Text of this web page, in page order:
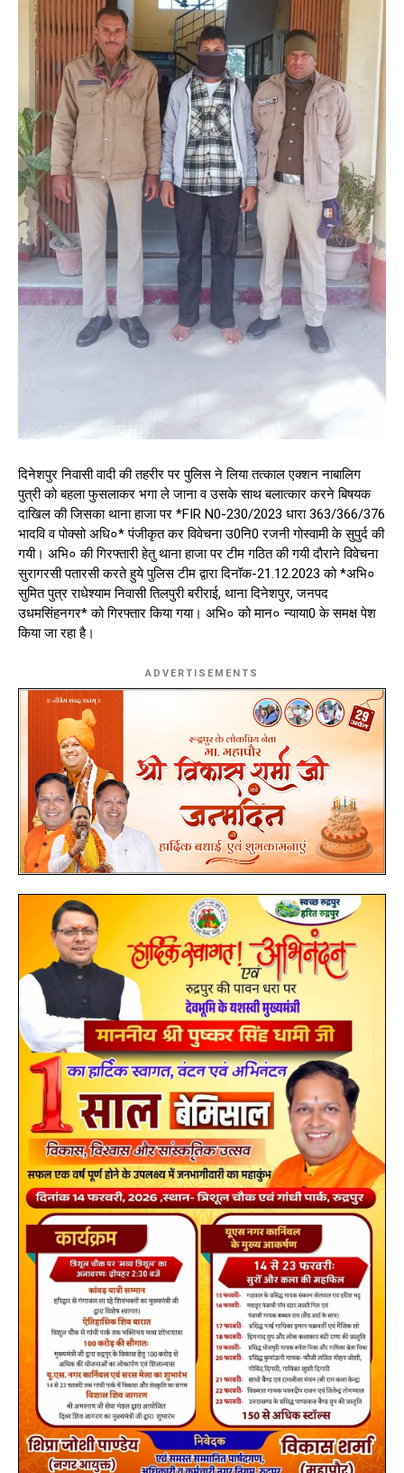
दिनेशपुर निवासी वादी की तहरीर पर पुलिस ने लिया तत्काल एक्शन नाबालिग
पुत्री को बहला फुसलाकर भगा ले जाना व उसके साथ बलात्कार करने बिषयक
दाखिल की जिसका थाना हाजा पर *FIR N0-230/2023 धारा 363/366/376
भादवि व पोक्सो अधि०* पंजीकृत कर विवेचना उ0नि0 रजनी गोस्वामी के सुपुर्द की
गयी। अभि० की गिरफ्तारी हेतु थाना हाजा पर टीम गठित की गयी दौराने विवेचना
सुरागरसी पतारसी करते हुये पुलिस टीम द्वारा दिनॉक-21.12.2023 को *अभि०
सुमित पुत्र राधेश्याम निवासी तिलपुरी बरीराई, थाना दिनेशपुर, जनपद
उधमसिंहनगर* को गिरफ्तार किया गया। अभि० को मान० न्याया0 के समक्ष पेश
किया जा रहा है।
ADVERTISEMENTS